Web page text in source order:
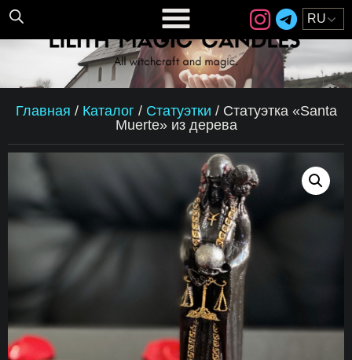
Главная / Каталог / Статуэтки / Статуэтка «Santa
Muerte» из дерева